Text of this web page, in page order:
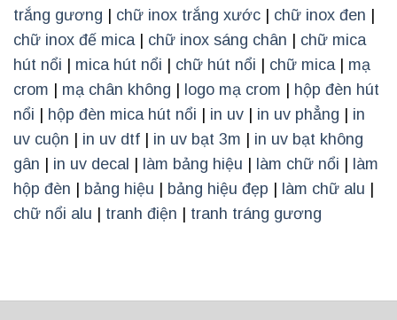
trắng gương | chữ inox trắng xước | chữ inox đen |
chữ inox đế mica | chữ inox sáng chân | chữ mica
hút nổi | mica hút nổi | chữ hút nổi | chữ mica | mạ
crom | mạ chân không | logo mạ crom | hộp đèn hút
nổi | hộp đèn mica hút nổi | in uv | in uv phẳng | in
uv cuộn | in uv dtf | in uv bạt 3m | in uv bạt không
gân | in uv decal | làm bảng hiệu | làm chữ nổi | làm
hộp đèn | bảng hiệu | bảng hiệu đẹp | làm chữ alu |
chữ nổi alu | tranh điện | tranh tráng gương